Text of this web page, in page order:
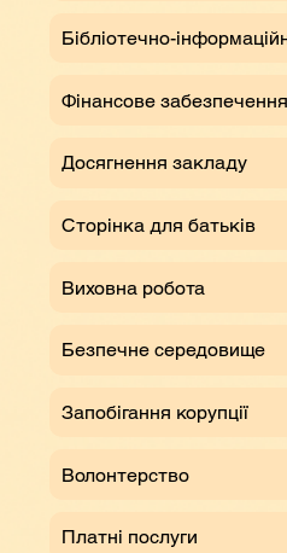
Бібліотечно-
Фінансове забезпечення
Досягнення закладу
Сторінка для батьків
Виховна робота
Безпечне середовище
Запобігання корупції
Волонтерство
Платні послуги